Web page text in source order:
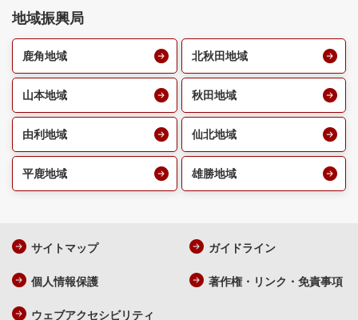
地域振興局
鹿角地域 北秋田地域
山本地域 秋田地域
由利地域 仙北地域
平鹿地域 雄勝地域
サイトマップ ガイドライン
個人情報保護 著作権・リンク・免責事項
ウェブアクセシビリティ